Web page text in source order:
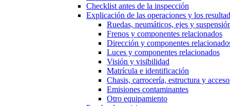
Checklist antes de la inspección
Explicación de las operaciones y los
Ruedas, neumáticos, ejes y
Frenos y componentes relacionados
Dirección y componentes
Luces y componentes relacionados
Visión y visibilidad
Matrícula e identificación
Chasis, carrocería, estructura y
Emisiones contaminantes
Otro equipamiento